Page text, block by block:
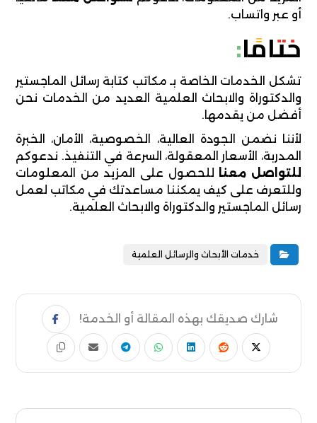
أو عبر واتساب.
ختامًا:
تشكل الخدمات الخاصة بـ مكاتب كتابة رسائل الماجستير
والدكتوراة والابحاث العلمية العديد من الخدمات نحن
أفضل من يقدمها.
لأننا نضمن الجودة العالية، الخصوصية، الأمان، الخبرة
المدربة، الأسعار المعقولة، السرعة في التنفيذ. ندعوكم
للتواصل معنا للحصول على المزيد من المعلومات
وللتعرف على كيف يمكننا مساعدتك في مكاتب لعمل
رسائل الماجستير والدكتوراة والابحاث العلمية.
خدمات الأبحاث والرسائل العلمية